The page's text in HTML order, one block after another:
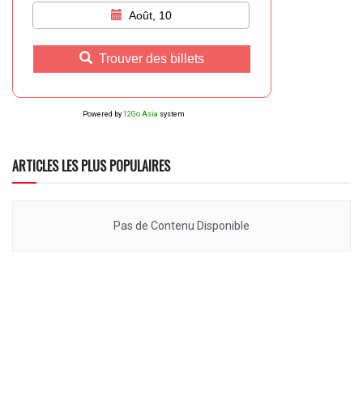
Août, 10
Trouver des billets
Powered by 12Go Asia system
ARTICLES LES PLUS POPULAIRES
Pas de Contenu Disponible